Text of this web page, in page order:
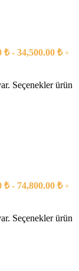
₺ - 34,500.00 ₺ +
Seçenekler ürün
₺ - 74,800.00 ₺ +
Seçenekler ürün